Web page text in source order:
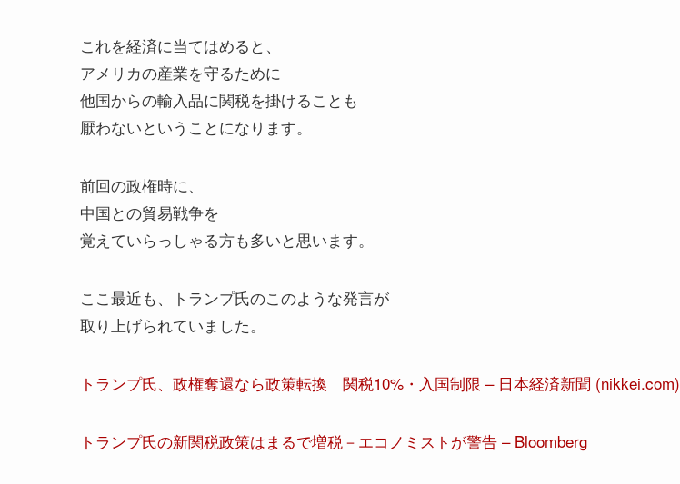
これを経済に当てはめると、
アメリカの産業を守るために
他国からの輸入品に関税を掛けることも
厭わないということになります。
前回の政権時に、
中国との貿易戦争を
覚えていらっしゃる方も多いと思います。
ここ最近も、トランプ氏のこのような発言が
取り上げられていました。
トランプ氏、政権奪還なら政策転換 関税10%・入国制限 – 日本経済新聞 (nikkei.com)
トランプ氏の新関税政策はまるで増税－エコノミストが警告 – Bloomberg